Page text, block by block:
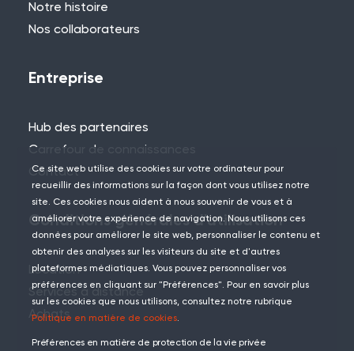
Notre histoire
Nos collaborateurs
Entreprise
Hub des partenaires
Carrefour de connaissances
Contact
Conditions générales d'utilisation
Location
Services à distance
Achats
Ce site web utilise des cookies sur votre ordinateur pour
recueillir des informations sur la façon dont vous utilisez notre
site. Ces cookies nous aident à nous souvenir de vous et à
améliorer votre expérience de navigation. Nous utilisons ces
données pour améliorer le site web, personnaliser le contenu et
obtenir des analyses sur les visiteurs du site et d'autres
plateformes médiatiques. Vous pouvez personnaliser vos
préférences en cliquant sur "Préférences". Pour en savoir plus
sur les cookies que nous utilisons, consultez notre rubrique
Politique en matière de cookies.
Préférences en matière de protection de la vie privée